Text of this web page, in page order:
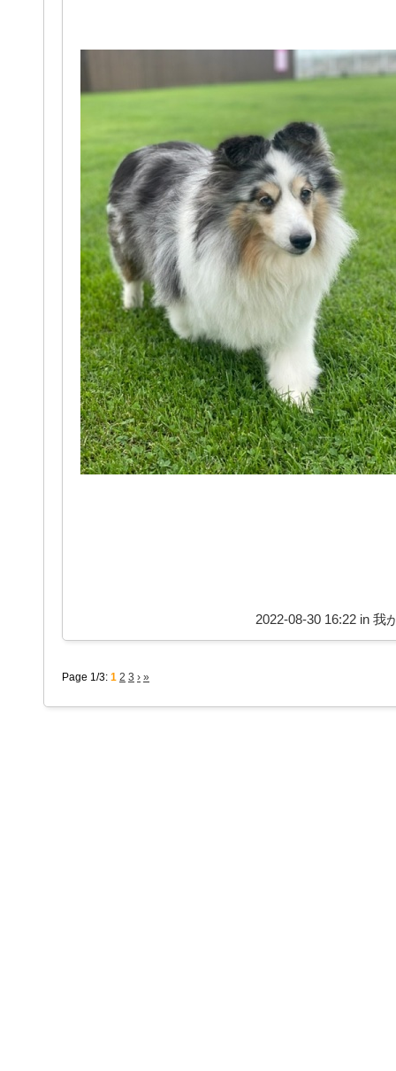
2022-08-30 16:22 in 我
Page 1/3: 1 2 3 › »